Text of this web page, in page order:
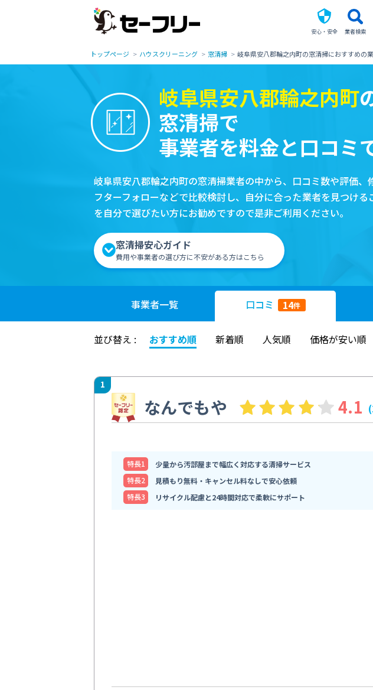
安心・安全 業者検索
トップページ ハウスクリーニング 窓清掃 岐阜県安八郡輪之内町の窓清掃におすすめの
岐阜県安八郡輪之内町
窓清掃で
事業者を料金と口コミ
岐阜県安八郡輪之内町の窓清掃業者の中から、口コミ数や評価
フターフォローなどで比較検討し、自分に合った業者を見つけ
を自分で選びたい方にお勧めですので是非ご利用ください。
窓清掃安心ガイド
費用や事業者の選び方に不安がある方はこちら
事業者一覧 口コミ 14件
並び替え : おすすめ順 新着順 人気順 価格が安い順
1
なんでもや 4.1
特⻑1
少量から汚部屋まで幅広く対応する清掃サービス
特⻑2
見積もり無料・キャンセル料なしで安心依頼
特⻑3
リサイクル配慮と24時間対応で柔軟にサポート